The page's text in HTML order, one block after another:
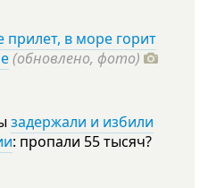
прилет, в море горит
(обновлено, фото)
задержали и избили
: пропали 55тысяч?